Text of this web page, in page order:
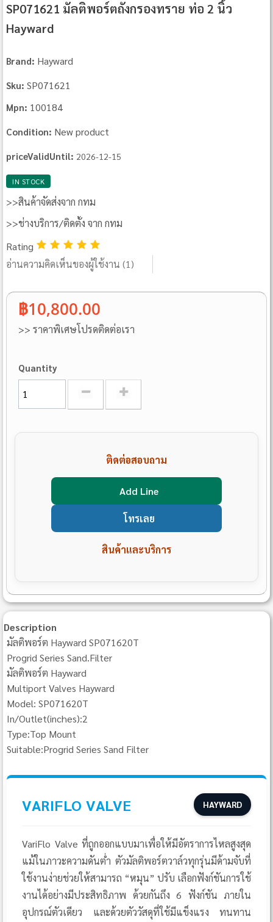
SP071621 มัลติพอร์ตถังกรองทราย ท่อ 2 นิ้ว
Hayward
Brand: Hayward
Sku: SP071621
Mpn: 100184
Condition: New product
priceValidUntil: 2026-12-15
IN STOCK
>>สินค้าจัดส่งจาก กทม
>>ช่างบริการ/ติดตั้ง จาก กทม
Rating
อ่านความคิดเห็นของผู้ใช้งาน (1)
฿10,800.00
>> ราคาพิเศษโปรดติดต่อเรา
Quantity
ติดต่อสอบถาม
Add Line
โทรเลย
สินค้าและบริการ
Description
มัลติพอร์ต Hayward SP071620T
Progrid Series Sand.Filter
มัลติพอร์ต Hayward
Multiport Valves Hayward
Model: SP071620T
In/Outlet(inches):2
Type:Top Mount
Suitable:Progrid Series Sand Filter
VARIFLO VALVE HAYWARD
VariFlo Valve ที่ถูกออกแบบมาเพื่อให้มีอัตราการไหลสูงสุด
แม้ในภาวะความดันต่ำ ตัวมัลติพอร์ตวาล์วทุกรุ่นมีด้ามจับที่
ใช้งานง่ายช่วยให้สามารถ “หมุน” ปรับ เลือกฟังก์ชันการใช้
งานได้อย่างมีประสิทธิภาพ ด้วยกันถึง 6 ฟังก์ชัน ภายใน
อุปกรณ์ตัวเดียว และด้วยตัววัสดุที่ใช้มีแข็งแรง ทนทาน